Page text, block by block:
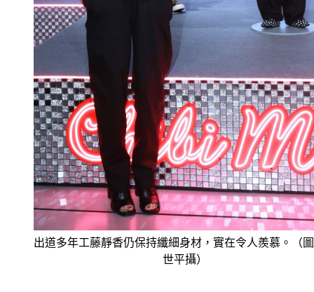
出道多年工藤靜香仍保持纖細身材，實在令人羨慕。（